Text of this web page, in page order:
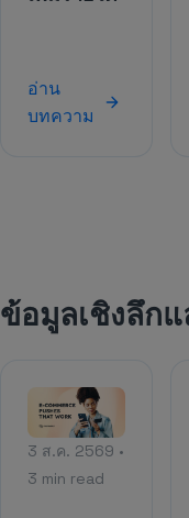
อ่าน
บทความ
ข้อมูลเชิงลึกแ
3 ส.ค. 2569 •
3 min read